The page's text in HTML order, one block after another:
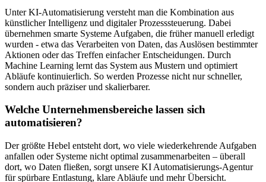
Unter KI-Automatisierung versteht man die Kombination aus
künstlicher Intelligenz und digitaler Prozesssteuerung. Dabei
übernehmen smarte Systeme Aufgaben, die früher manuell erledigt
wurden - etwa das Verarbeiten von Daten, das Auslösen bestimmter
Aktionen oder das Treffen einfacher Entscheidungen. Durch
Machine Learning lernt das System aus Mustern und optimiert
Abläufe kontinuierlich. So werden Prozesse nicht nur schneller,
sondern auch präziser und skalierbarer.
Welche Unternehmensbereiche lassen sich
automatisieren?
Der größte Hebel entsteht dort, wo viele wiederkehrende Aufgaben
anfallen oder Systeme nicht optimal zusammenarbeiten – überall
dort, wo Daten fließen, sorgt unsere KI Automatisierungs-Agentur
für spürbare Entlastung, klare Abläufe und mehr Übersicht.